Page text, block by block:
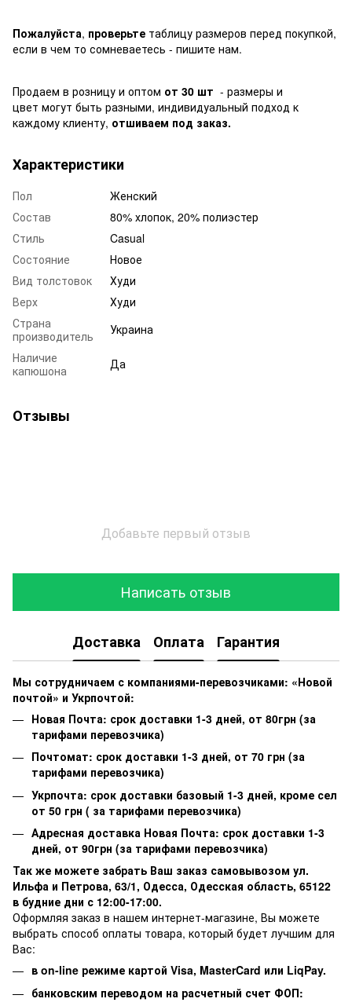
Пожалуйста, проверьте таблицу размеров перед покупкой,
если в чем то сомневаетесь - пишите нам.
Продаем в розницу и оптом от 30 шт - размеры и
цвет могут быть разными, индивидуальный подход к
каждому клиенту, отшиваем под заказ.
Характеристики
Пол
Женский
Состав
80% хлопок, 20% полиэстер
Стиль
Casual
Состояние
Новое
Вид толстовок
Худи
Верх
Худи
Страна
производитель
Украина
Наличие
капюшона
Да
Отзывы
Добавьте первый отзыв
Написать отзыв
Доставка Оплата Гарантия
Мы сотрудничаем с компаниями-перевозчиками: «Новой
почтой» и Укрпочтой:
Новая Почта: срок доставки 1-3 дней, от 80грн (за
тарифами перевозчика)
Почтомат: срок доставки 1-3 дней, от 70 грн (за
тарифами перевозчика)
Укрпочта: срок доставки базовый 1-3 дней, кроме сел
от 50 грн ( за тарифами перевозчика)
Адресная доставка Новая Почта: срок доставки 1-3
дней, от 90грн (за тарифами перевозчика)
Так же можете забрать Ваш заказ самовывозом ул.
Ильфа и Петрова, 63/1, Одесса, Одесская область, 65122
в будние дни с 12:00-17:00.
Оформляя заказ в нашем интернет-магазине, Вы можете
выбрать способ оплаты товара, который будет лучшим для
Вас:
в on-line режиме картой Visa, MasterCard или LiqPay.
банковским переводом на расчетный счет ФОП: